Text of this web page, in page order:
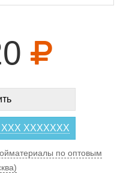
XXXXXXX
по оптовым